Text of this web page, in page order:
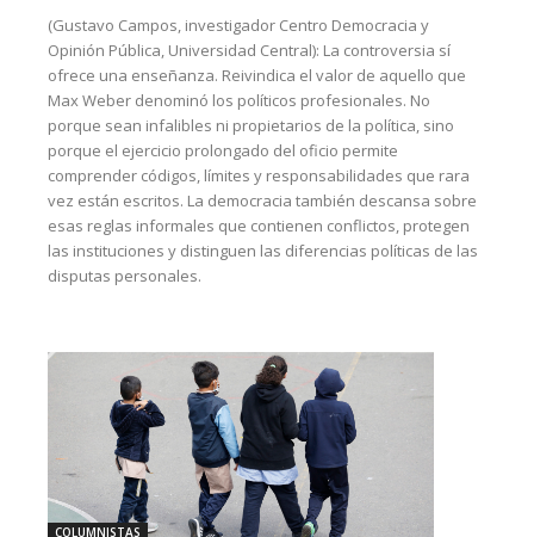
(Gustavo Campos, investigador Centro Democracia y
Opinión Pública, Universidad Central): La controversia sí
ofrece una enseñanza. Reivindica el valor de aquello que
Max Weber denominó los políticos profesionales. No
porque sean infalibles ni propietarios de la política, sino
porque el ejercicio prolongado del oficio permite
comprender códigos, límites y responsabilidades que rara
vez están escritos. La democracia también descansa sobre
esas reglas informales que contienen conflictos, protegen
las instituciones y distinguen las diferencias políticas de las
disputas personales.
COLUMNISTAS